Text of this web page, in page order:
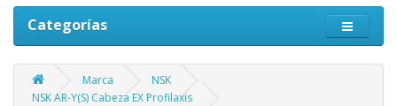
Categorías
Marca
NSK
NSK AR-Y(S) Cabeza EX Profilaxis